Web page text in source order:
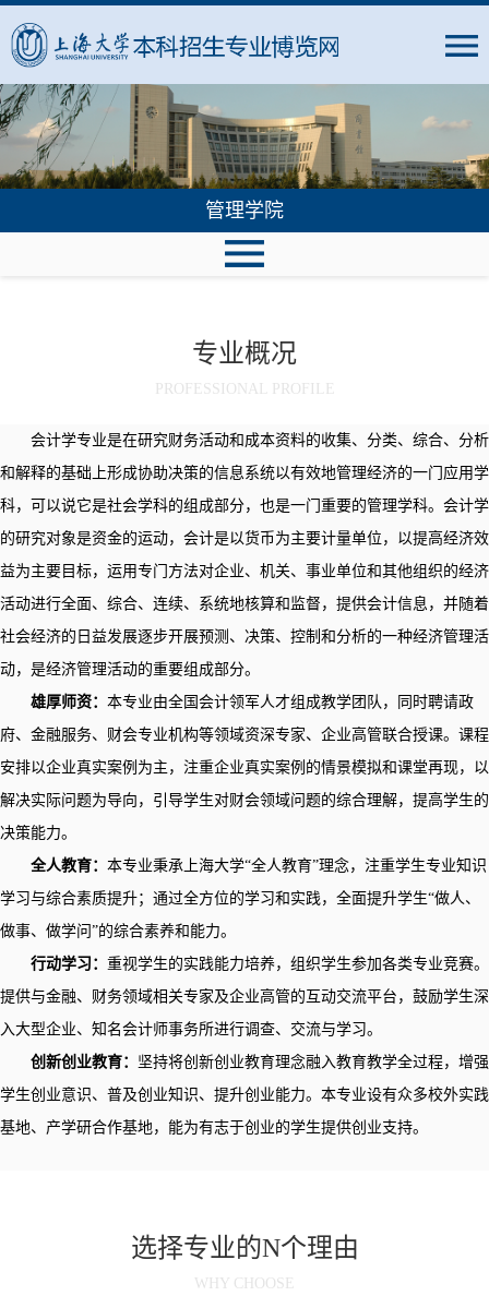
管理学院
专业概况
PROFESSIONAL PROFILE
会计学专业是在研究财务活动和成本资料的收集、分类、综合、分析
和解释的基础上形成协助决策的信息系统以有效地管理经济的一门应用学
科，可以说它是社会学科的组成部分，也是一门重要的管理学科。会计学
的研究对象是资金的运动，会计是以货币为主要计量单位，以提高经济效
益为主要目标，运用专门方法对企业、机关、事业单位和其他组织的经济
活动进行全面、综合、连续、系统地核算和监督，提供会计信息，并随着
社会经济的日益发展逐步开展预测、决策、控制和分析的一种经济管理活
动，是经济管理活动的重要组成部分。
雄厚师资： 本专业由全国会计领军人才组成教学团队，同时聘请政
府、金融服务、财会专业机构等领域资深专家、企业高管联合授课。课程
安排以企业真实案例为主，注重企业真实案例的情景模拟和课堂再现，以
解决实际问题为导向，引导学生对财会领域问题的综合理解，提高学生的
决策能力。
全人教育： 本专业秉承上海大学“全人教育”理念，注重学生专业知识
学习与综合素质提升；通过全方位的学习和实践，全面提升学生“做人、
做事、做学问”的综合素养和能力。
行动学习： 重视学生的实践能力培养，组织学生参加各类专业竞赛。
提供与金融、财务领域相关专家及企业高管的互动交流平台，鼓励学生深
入大型企业、知名会计师事务所进行调查、交流与学习。
创新创业教育： 坚持将创新创业教育理念融入教育教学全过程，增强
学生创业意识、普及创业知识、提升创业能力。本专业设有众多校外实践
基地、产学研合作基地，能为有志于创业的学生提供创业支持。
选择专业的N个理由
WHY CHOOSE